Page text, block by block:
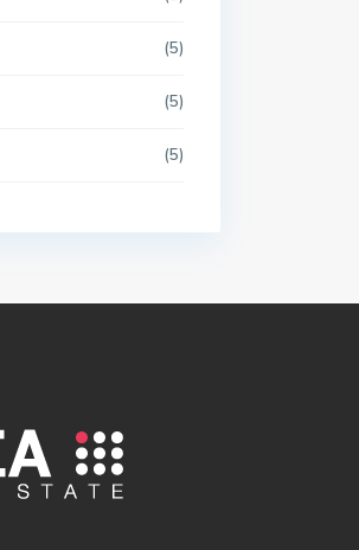
(5)
(5)
(5)